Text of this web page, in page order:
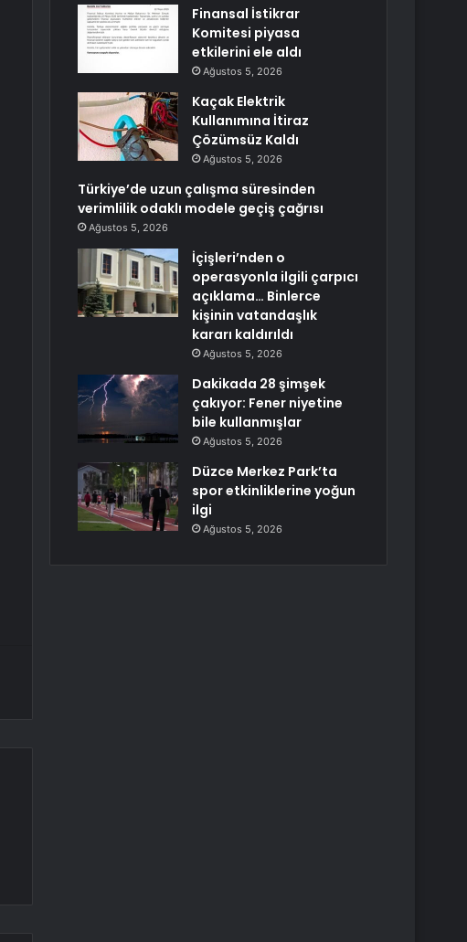
Finansal İstikrar
Komitesi piyasa
etkilerini ele aldı
Ağustos 5, 2026
Kaçak Elektrik
Kullanımına İtiraz
Çözümsüz Kaldı
Ağustos 5, 2026
Türkiye’de uzun çalışma süresinden
verimlilik odaklı modele geçiş çağrısı
Ağustos 5, 2026
İçişleri’nden o
operasyonla ilgili çarpıcı
açıklama… Binlerce
kişinin vatandaşlık
kararı kaldırıldı
Ağustos 5, 2026
Dakikada 28 şimşek
çakıyor: Fener niyetine
bile kullanmışlar
Ağustos 5, 2026
Düzce Merkez Park’ta
spor etkinliklerine yoğun
ilgi
Ağustos 5, 2026